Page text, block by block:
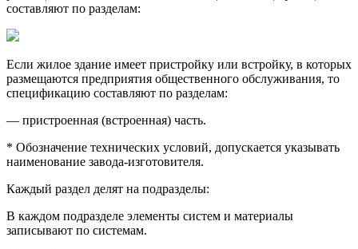
составляют по разделам:
Если жилое здание имеет пристройку или встройку, в которых
размещаются предприятия общественного обслуживания, то
спецификацию составляют по разделам:
— пристроенная (встроенная) часть.
* Обозначение технических условий, допускается указывать
наименование завода-изготовителя.
Каждый раздел делят на подразделы:
В каждом подразделе элементы систем и материалы
записывают по системам.